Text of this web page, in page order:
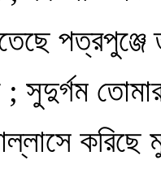
পত্রপুঞ্জে
সুদুর্গম